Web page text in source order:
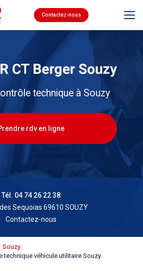
Contactez-nous
technique à Souzy
rdv en ligne
Tél. 04 74 26 22 38
Sequoias 69610 SOUZY
Contactez-nous
Souzy
technique véhicule utilitaire Souzy